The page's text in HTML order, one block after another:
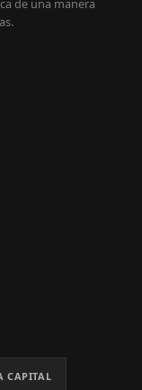
de una manera
CAPITAL